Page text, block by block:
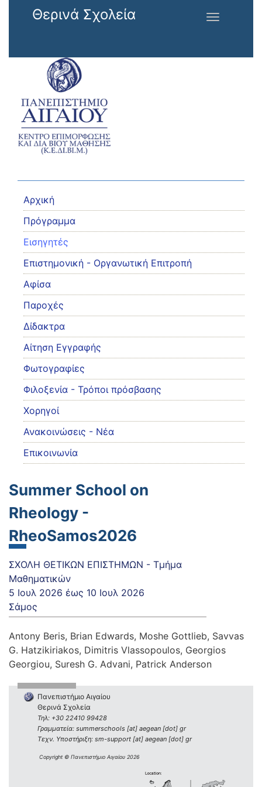
Παράκαμψη προς το κυρίως περιεχόμενο
Θερινά Σχολεία
Toggle
Αρχική
Πρόγραμμα
Εισηγητές
Eπιστημονική - Οργανωτική Επιτροπή
Αφίσα
Παροχές
Δίδακτρα
Αίτηση Εγγραφής
Φωτογραφίες
Φιλοξενία - Τρόποι πρόσβασης
Χορηγοί
Ανακοινώσεις - Νέα
Επικοινωνία
Summer School on
Rheology -
RheoSamos2026
ΣΧΟΛΗ ΘΕΤΙΚΩΝ ΕΠΙΣΤΗΜΩΝ - Τμήμα
Μαθηματικών
5 Ιουλ 2026 έως 10 Ιουλ 2026
Σάμος
Antony Beris, Brian Edwards, Moshe Gottlieb, Savvas
G. Hatzikiriakos, Dimitris Vlassopoulos, Georgios
Georgiou, Suresh G. Advani, Patrick Anderson
Πανεπιστήμιο Αιγαίου
Θερινά Σχολεία
Τηλ: +30 22410 99428
Γραμματεία: summerschools [at] aegean [dot] gr
Τεχν. Υποστήριξη: sm-support [at] aegean [dot] gr
Copyright © Πανεπιστήμιο Αιγαίου 2026